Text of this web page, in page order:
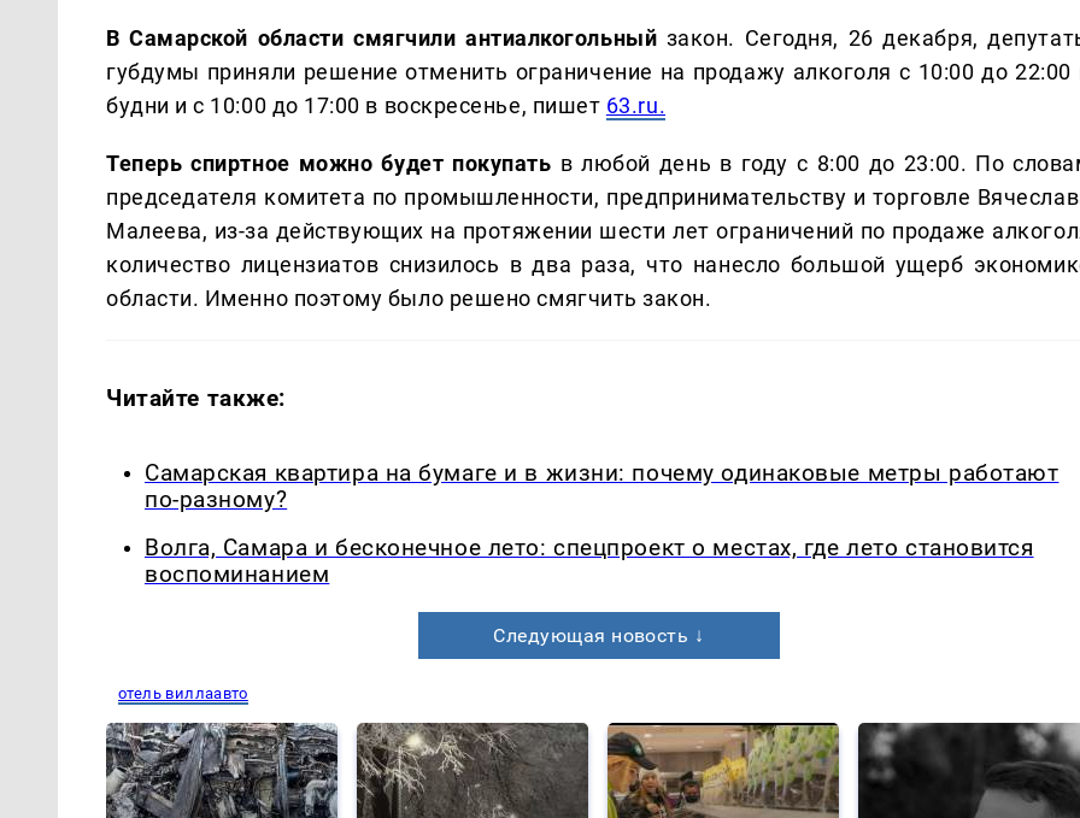
В Самарской области смягчили антиалкогольный закон. Сегодня, 26 декабря,
губдумы приняли решение отменить ограничение на продажу алкоголя с 10:00 до 22:00
будни и с 10:00 до 17:00 в воскресенье, пишет 63.ru.
Теперь спиртное можно будет покупать в любой день в году с 8:00 до 23:00. По
председателя комитета по промышленности, предпринимательству и торговле
Малеева, из-за действующих на протяжении шести лет ограничений по продаже
количество лицензиатов снизилось в два раза, что нанесло большой ущерб
области. Именно поэтому было решено смягчить закон.
Читайте также:
Самарская квартира на бумаге и в жизни: почему одинаковые метры работают
по-разному?
Волга, Самара и бесконечное лето: спецпроект о местах, где лето становится
воспоминанием
Следующая новость ↓
отель виллаавто